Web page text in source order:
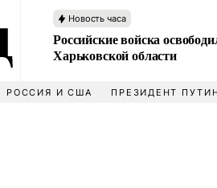
Новость часа
Российские войска
Харьковской области
РОССИЯ И США ПРЕЗИДЕНТ